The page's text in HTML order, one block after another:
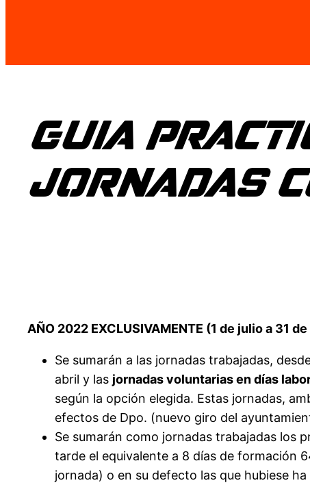
GUIA
JORNADAS
AÑO 2022 EXCLUSIVAMENTE (1 de julio a 31
Se sumarán a las jornadas trabajadas,
abril y las jornadasvoluntariasendías
según la opción elegida. Estas jornadas,
efectos de Dpo. (nuevo giro del
Se sumarán como jornadas trabajadas los
tarde el equivalente a 8 días de formación
jornada) o en su defecto las que hubiese